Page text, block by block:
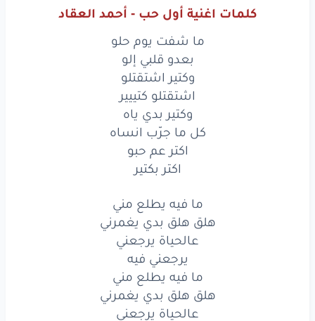
وكتير
ما جرّب انساه
اكترعمحبو
اكتربكتير
ما فيهيطلع
عالحياةيرجعني
يرجعنيفيه
ما فيه يطلعمني
هلقبدييغمرني
كلمات اغنية أول حب - أحمد العقاد
ما شفت يوم حلو
بعدو قلبي إلو
وكتير اشتقتلو
اشتقتلو كتييير
وكتير بدي ياه
كل ما جرّب انساه
اكتر عم حبو
اكتر بكتير
ما فيه يطلع مني
هلق هلق بدي يغمرني
عالحياة يرجعني
يرجعني فيه
ما فيه يطلع مني
هلق هلق بدي يغمرني
عالحياة يرجعني